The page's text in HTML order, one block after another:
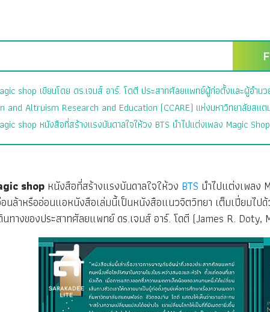
shop เขียนโดย ดร.เจมส์ อาร์. โดตี ประสาทศัลยแพทย์ผู้ก่อตั้งและผู้อำน
and Altruism Research and Education (CCARE) แห่งมหาวิทยาลัยสแ
shop หนังสือที่สร้างแรงบันดาลใจให้วง BTS นำไปแต่งเพลง Magic
shop หนังสือที่สร้างแรงบันดาลใจให้วง BTS นำไปแต่งเพลง
นล้าหรืออ่อนแอหนังสือเล่มนี้เป็นหนังสือแนวจิตวิทยา เต็มเปี่ยมไป
ดินทางของประสาทศัลยแพทย์ ดร.เจมส์ อาร์. โดตี (James R.